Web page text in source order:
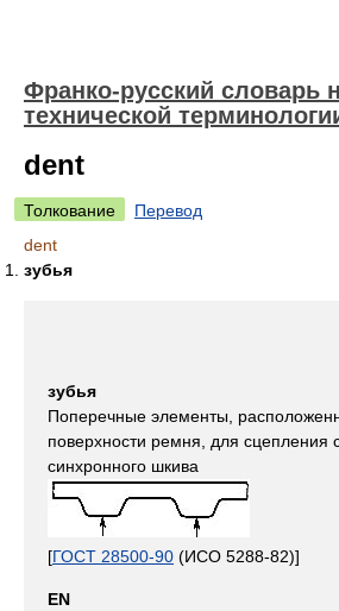
Франко-русский словарь
технической
dent
Толкование
Перевод
dent
зубья
зубья
Поперечные элементы,
поверхности ремня, для сцепления
синхронного шкива
[ГОСТ 28500-90 (ИСО 5288-82)]
EN